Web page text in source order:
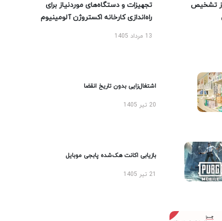
تشخیص
تجهیزات و دستگاه‌های موردنیاز برای
راه‌اندازی کارخانه اکستروژن آلومینیوم
13 مرداد 1405
اشتغال‌زایی بدون تاریخ انقضا
20 تیر 1405
بازیابی اکانت هک‌شده پابجی موبایل